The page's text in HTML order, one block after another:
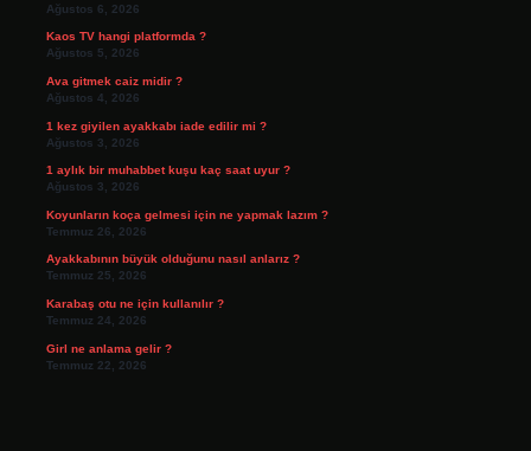
Ağustos 6, 2026
Kaos TV hangi platformda ?
Ağustos 5, 2026
Ava gitmek caiz midir ?
Ağustos 4, 2026
1 kez giyilen ayakkabı iade edilir mi ?
Ağustos 3, 2026
1 aylık bir muhabbet kuşu kaç saat uyur ?
Ağustos 3, 2026
Koyunların koça gelmesi için ne yapmak lazım ?
Temmuz 26, 2026
Ayakkabının büyük olduğunu nasıl anlarız ?
Temmuz 25, 2026
Karabaş otu ne için kullanılır ?
Temmuz 24, 2026
Girl ne anlama gelir ?
Temmuz 22, 2026